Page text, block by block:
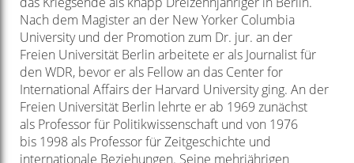
Nach dem Magister an der New Yorker Columbia
Universityund der Promotion zum Dr. jur. an der
Freien Universität Berlin arbeitete er als Journalist für
den WDR, bevor er als Fellow an das Center for
International Affairs der Harvard University ging. An der
Freien Universität Berlin lehrte er ab 1969 zunächst
als Professor für Politikwissenschaft und von 1976
bis 1998 als Professor für Zeitgeschichte und
internationale Beziehungen. Seine mehrjährigen